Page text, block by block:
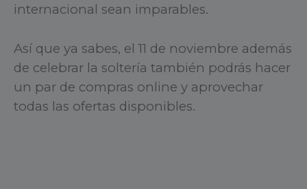
internacional sean imparables.
Así que ya sabes, el 11 de noviembre además
de celebrar la soltería también podrás hacer
un par de compras online y aprovechar
todas las ofertas disponibles.